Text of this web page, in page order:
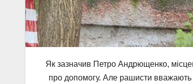
Як зазначив Петро Андрющенко,
про допомогу. Але рашисти